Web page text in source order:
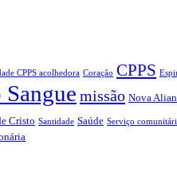
CPPS acolhedora Coração CPPS
missão Nova
Cristo Santidade Saúde Serviço